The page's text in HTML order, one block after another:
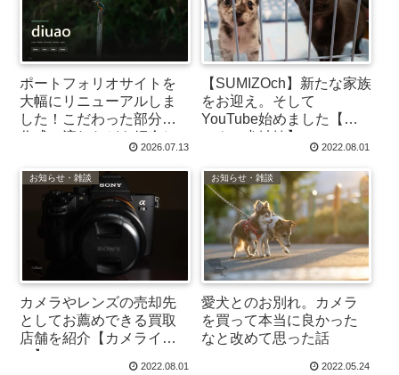
ポートフォリオサイトを
大幅にリニューアルしま
した！こだわった部分や
作成の流れなどを紹介し
2026.07.13
【SUMIZOch】新たな家族
をお迎え。そして
YouTube始めました【ミ
ックス犬姉妹】
2022.08.01
お知らせ・雑談
カメラやレンズの売却先
としてお薦めできる買取
店舗を紹介【カメライオ
ン】
2022.08.01
お知らせ・雑談
愛犬とのお別れ。カメラ
を買って本当に良かった
なと改めて思った話
2022.05.24